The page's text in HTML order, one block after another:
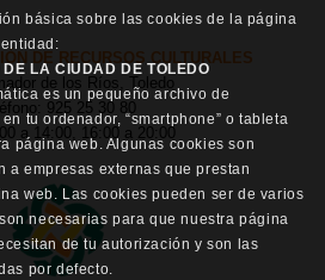
DE RECURSOS CULTURALES
de los Ríos, Toledo
925 25 30 80
a 14:00, 16:00 a 20:00
básica sobre las cookies de la página
DE LA CIUDAD DE TOLEDO
es un pequeño archivo de
tu ordenador, “smartphone” o tableta
página web. Algunas cookies son
a empresas externas que prestan
web. Las cookies pueden ser de varios
necesarias para que nuestra página
de tu autorización y son las
por defecto.